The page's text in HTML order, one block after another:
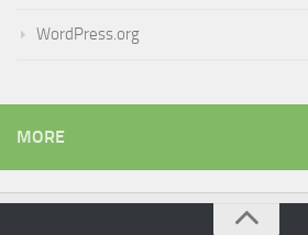
WordPress.org
MORE